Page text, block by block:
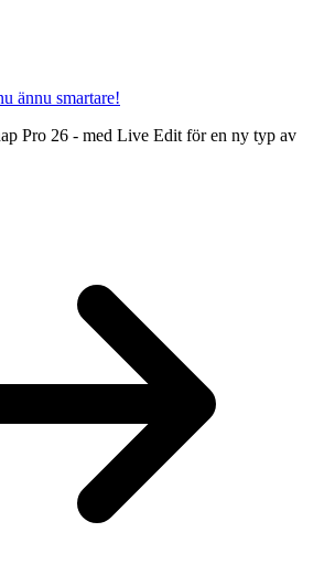
ännu smartare!
Pro 26 - med Live Edit för en ny typ av